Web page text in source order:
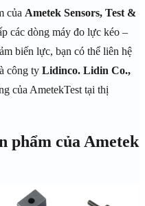
của Ametek Sensors, Test &
các dòng máy đo lực kéo –
biến lực, bạn có thể liên hệ
công ty Lidinco. Lidin Co.,
của AmetekTest tại thị
phẩm của Ametek